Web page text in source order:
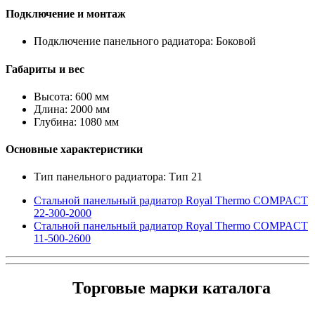
Подключение и монтаж
Подключение панельного радиатора: Боковой
Габариты и вес
Высота: 600 мм
Длина: 2000 мм
Глубина: 1080 мм
Основные характеристики
Тип панельного радиатора: Тип 21
Стальной панельный радиатор Royal Thermo COMPACT
22-300-2000
Стальной панельный радиатор Royal Thermo COMPACT
11-500-2600
Торговые марки каталога